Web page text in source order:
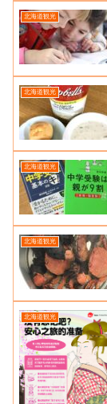
北海道観光
北海道観光
北海道観光
北海道観光
北海道観光